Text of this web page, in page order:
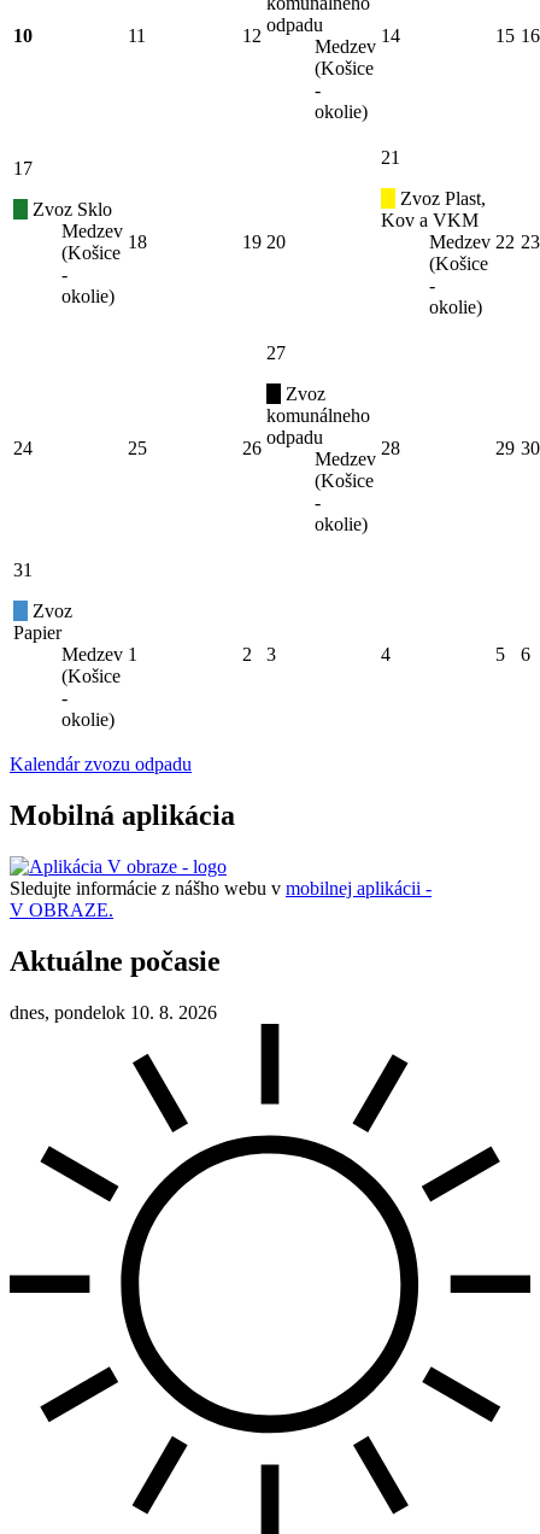
10 11 12
odpadu
Medzev
(Košice
-
okolie)
14 15 16
17
Zvoz Sklo
Medzev
(Košice
-
okolie)
18 19 20
21
Zvoz Plast,
Kov a VKM
Medzev
(Košice
-
okolie)
22 23
24 25 26
27
Zvoz
komunálneho
odpadu
Medzev
(Košice
-
okolie)
28 29 30
31
Zvoz
Papier
Medzev
(Košice
-
okolie)
1 2 3 4 5 6
Kalendár zvozu odpadu
Mobilná aplikácia
Sledujte informácie z nášho webu v mobilnej aplikácii -
V OBRAZE.
Aktuálne počasie
dnes, pondelok 10. 8. 2026